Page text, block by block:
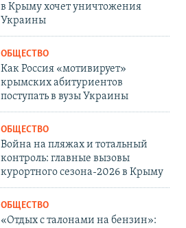
в Крыму хочет уничтожения
Украины
ОБЩЕСТВО
Как Россия «мотивирует»
крымских абитуриентов
поступать в вузы Украины
ОБЩЕСТВО
Война на пляжах и тотальный
контроль: главные вызовы
курортного сезона-2026 в Крыму
ОБЩЕСТВО
«Отдых с талонами на бензин»: